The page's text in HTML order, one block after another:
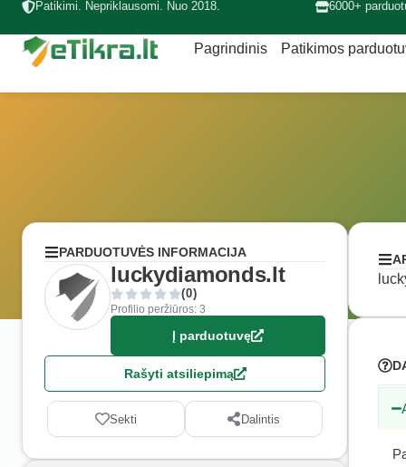
Patikimi. Nepriklausomi. Nuo 2018. 6000+
Pagrindinis Patikimos
PARDUOTUVĖS INFORMACIJA
luckydiamonds.lt
(0)
Profilio peržiūros: 3
Į parduotuvę
Rašyti atsiliepimą
Sekti Dalintis